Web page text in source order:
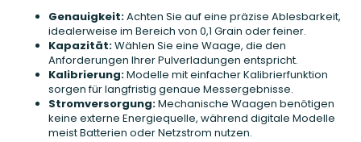
Genauigkeit:Achten Sie auf eine präzise Ablesbarkeit,
idealerweise im Bereich von 0,1 Grain oder feiner.
Kapazität:Wählen Sie eine Waage, die den
Anforderungen Ihrer Pulverladungen entspricht.
Kalibrierung:Modelle mit einfacher Kalibrierfunktion
sorgen für langfristig genaue Messergebnisse.
Stromversorgung:Mechanische Waagen benötigen
keine externe Energiequelle, während digitale Modelle
meist Batterien oder Netzstrom nutzen.